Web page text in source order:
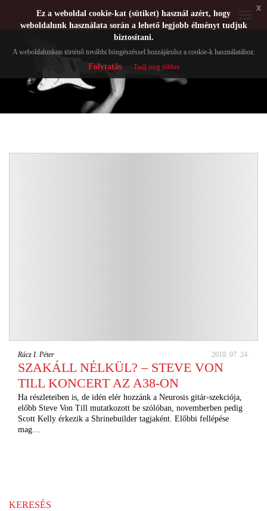
Rácz I. Péter 2010. 07. 24.
SZAKÁLL NÉLKÜL? – STEVE VON
TILL KONCERT AZ A38-ON
Ha részleteiben is, de idén elér hozzánk a Neurosis gitár-szekciója,
előbb Steve Von Till mutatkozott be szólóban, novemberben pedig
Scott Kelly érkezik a Shrinebuilder tagjaként. Előbbi fellépése
mag…
KERESÉS
Ez a weboldal cookie-kat (sütiket) használ azért, hogy
weboldalunk használata során a lehető legjobb élményt tudjuk
biztosítani.
A weboldalunkon történő további böngészéssel hozzájárulsz a cookie-k használatához.
Folytatás Tudj meg többet
x